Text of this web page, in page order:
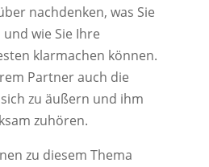
nachdenken, was Sie
wie Sie Ihre
klarmachen können.
Partner auch die
zu äußern und ihm
zuhören.
zu diesem Thema